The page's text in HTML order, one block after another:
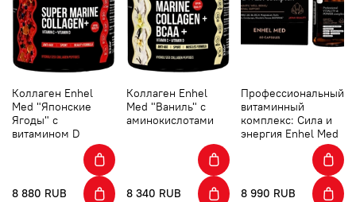
Коллаген Enhel
Med "Японские
Ягоды" с
витамином D
8 880 RUB
Коллаген Enhel
Med "Ваниль" с
аминокислотами
8 340 RUB
Профессиональный
витаминный
комплекс: Сила и
энергия Enhel Med
8 990 RUB